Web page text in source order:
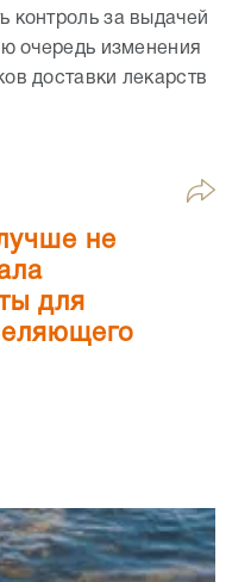
контроль за выдачей
очередь изменения
доставки лекарств
не
для